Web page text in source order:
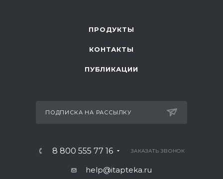
ПРОДУКТЫ
КОНТАКТЫ
ПУБЛИКАЦИИ
ПОДПИСКА НА РАССЫЛКУ
8 800 555 77 16 ЗАКАЗАТЬ ЗВОНОК
help@itapteka.ru